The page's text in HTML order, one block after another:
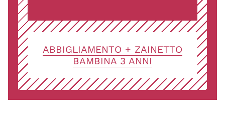
ABBIGLIAMENTO + ZAINETTO
BAMBINA 3 ANNI